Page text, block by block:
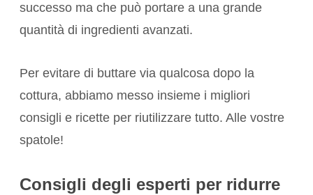
successo ma che può portare a una grande
quantità di ingredienti avanzati.
Per evitare di buttare via qualcosa dopo la
cottura, abbiamo messo insieme i migliori
consigli e ricette per riutilizzare tutto. Alle vostre
spatole!
Consigli degli esperti per ridurre